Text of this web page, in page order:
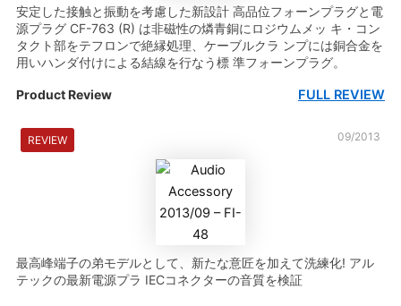
安定した接触と振動を考慮した新設計 高品位フォーンプラグと電
源プラグ CF-763 (R) は非磁性の燐青銅にロジウムメッ キ・コン
タクト部をテフロンで絶縁処理、ケーブルクラ ンプには銅合金を
用いハンダ付けによる結線を行なう標 準フォーンプラグ。
Product Review FULL REVIEW
REVIEW 09/2013
最高峰端子の弟モデルとして、新たな意匠を加えて洗練化! アル
テックの最新電源プラ IECコネクターの音質を検証